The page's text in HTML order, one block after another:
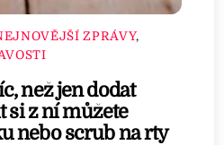
ZPRÁVY,
než jen dodat
si z ní můžete
nebo scrub na rty